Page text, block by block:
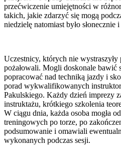
przećwiczenie umiejętności w
takich, jakie zdarzyć się mogą
niedzielę natomiast było słonecznie i
Uczestnicy, których nie
pożałowali. Mogli doskonale bawić
popracować nad techniką jazdy i
porad wykwalifikowanych
Pakulskiego. Każdy dzień imprezy
instruktażu, krótkiego szkolenia
W ciągu dnia, każda osoba mogła
treningowych po torze, po
podsumowanie i omawiali
wykonanych podczas sesji.